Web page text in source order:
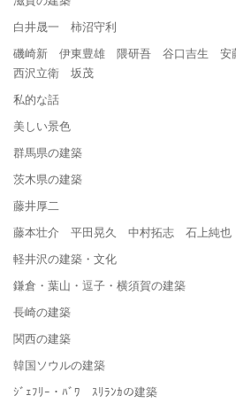
白井晟一 柿沼守利
磯崎新 伊東豊雄 隈研吾 谷口吉生
西沢立衛 坂茂
私的な話
美しい景色
群馬県の建築
茨木県の建築
藤井厚二
藤本壮介 平田晃久 中村拓志 石上純也
軽井沢の建築・文化
鎌倉・葉山・逗子・横須賀の建築
長崎の建築
関西の建築
韓国ソウルの建築
ｼﾞｪﾌﾘｰ・ﾊﾞﾜ ｽﾘﾗﾝｶの建築